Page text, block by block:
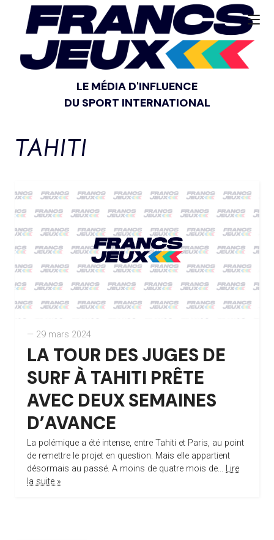
LE MÉDIA D'INFLUENCE
DU SPORT INTERNATIONAL
TAHITI
— 29 mars 2024
LA TOUR DES JUGES DE
SURF À TAHITI PRÊTE
AVEC DEUX SEMAINES
D’AVANCE
La polémique a été intense, entre Tahiti et Paris, au point
de remettre le projet en question. Mais elle appartient
désormais au passé. A moins de quatre mois de... Lire
la suite »